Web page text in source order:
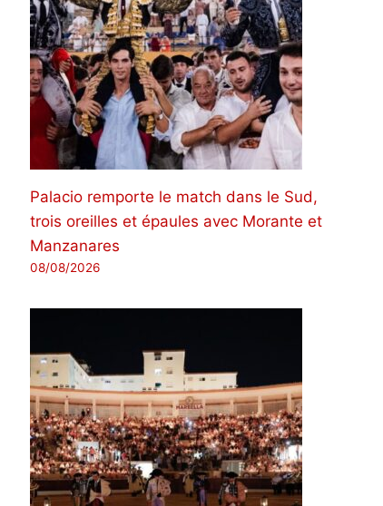
Palacio remporte le match dans le Sud,
trois oreilles et épaules avec Morante et
Manzanares
08/08/2026